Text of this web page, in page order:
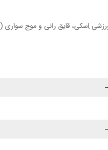
قایق رانی و موج سواری (200 متری...